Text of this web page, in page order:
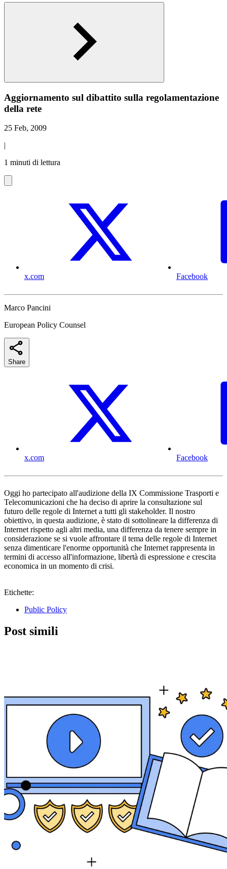
Aggiornamento sul dibattito sulla regolamentazione
della rete
25 Feb, 2009
|
1 minuti di lettura
x.com Facebook
Marco Pancini
European Policy Counsel
Share
x.com Facebook
Oggi ho partecipato all'audizione della IX Commissione Trasporti e
Telecomunicazioni che ha deciso di aprire la consultazione sul
futuro delle regole di Internet a tutti gli stakeholder. Il nostro
obiettivo, in questa audizione, è stato di sottolineare la differenza di
Internet rispetto agli altri media, una differenza da tenere sempre in
considerazione se si vuole affrontare il tema delle regole di Internet
senza dimenticare l'enorme opportunità che Internet rappresenta in
termini di accesso all'informazione, libertà di espressione e crescita
economica in un momento di crisi.
Etichette:
Public Policy
Post simili